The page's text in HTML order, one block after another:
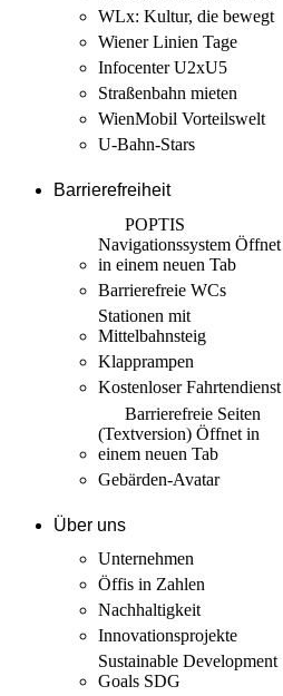
WLx: Kultur, die bewegt
Wiener Linien Tage
Infocenter U2xU5
Straßenbahn mieten
WienMobil Vorteilswelt
U-Bahn-Stars
Barrierefreiheit
POPTIS
Navigationssystem Öffnet
in einem neuen Tab
Barrierefreie WCs
Stationen mit
Mittelbahnsteig
Klapprampen
Kostenloser Fahrtendienst
Barrierefreie Seiten
(Textversion) Öffnet in
einem neuen Tab
Gebärden-Avatar
Über uns
Unternehmen
Öffis in Zahlen
Nachhaltigkeit
Innovations­projekte
Sustainable Development
Goals SDG